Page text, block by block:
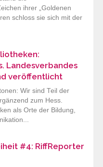
ihrer „Goldenen
schloss sie sich mit der
Landesverbandes
veröffentlicht
Wir sind Teil der
zum Hess.
als Orte der Bildung,
#4: RiffReporter